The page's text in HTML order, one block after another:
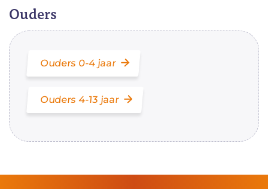
Ouders
Ouders 0-4 jaar
Ouders 4-13 jaar